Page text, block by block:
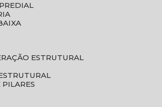
ESTRUTURAL
PILARES